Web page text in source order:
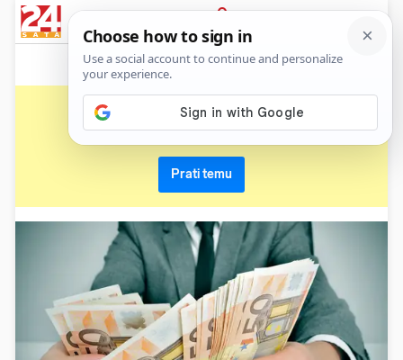
PRIJAVA
News
datum rođenja
Prati temu